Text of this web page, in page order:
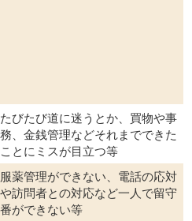
たびたび道に迷うとか、買物や事
務、金銭管理などそれまでできた
ことにミスが目立つ等
服薬管理ができない、電話の応対
や訪問者との対応など一人で留守
番ができない等